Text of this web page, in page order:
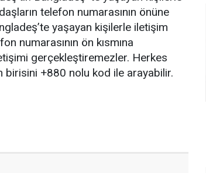
telefon numarasının önüne
yaşayan kişilerle iletişim
numarasının ön kısmına
gerçekleştiremezler. Herkes
+880 nolu kod ile arayabilir.